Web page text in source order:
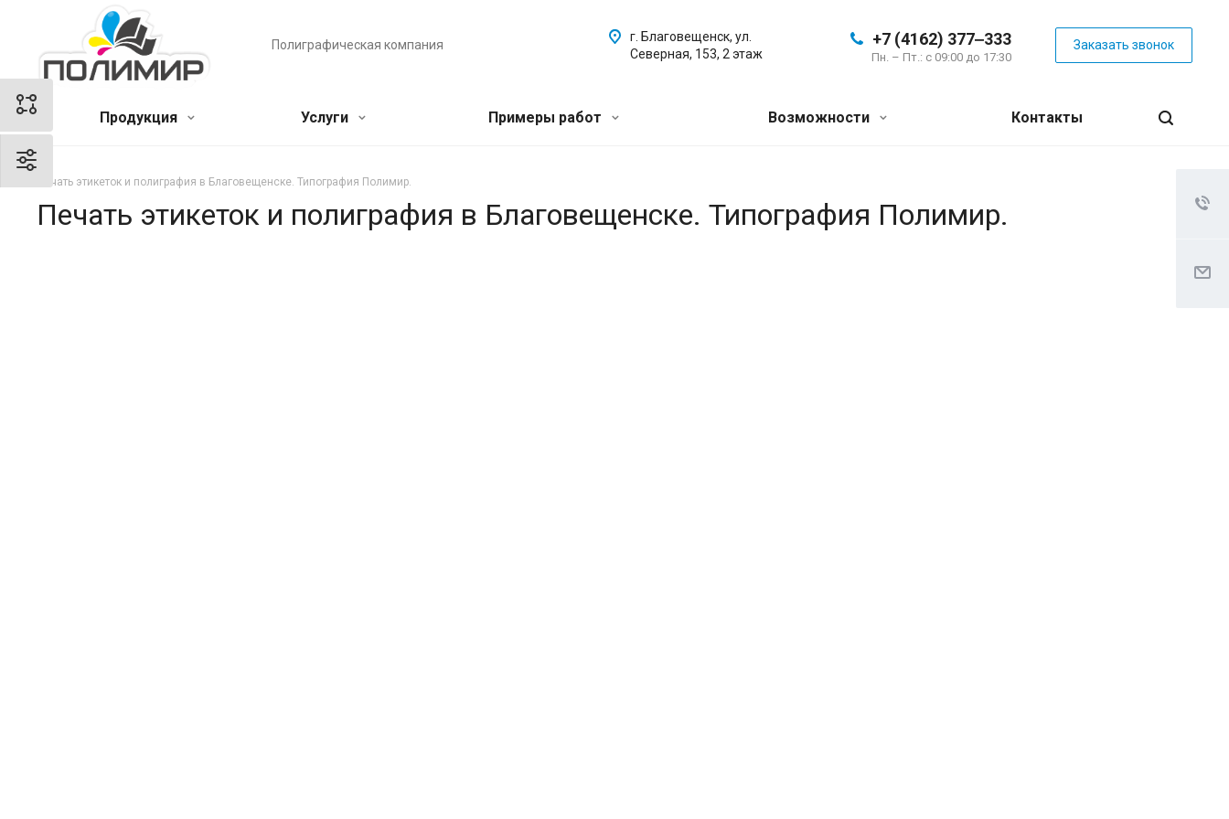
Полиграфическая компания +7 (4162) 377‒333
Пн. – Пт.: с 09:00 до 17:30
Заказать звонок
г. Благовещенск, ул.
Северная, 153, 2 этаж
Продукция Услуги Примеры работ Возможности Контакты
Печать этикеток и полиграфия в Благовещенске. Типография Полимир.
Печать этикеток и полиграфия в Благовещенске. Типография Полимир.